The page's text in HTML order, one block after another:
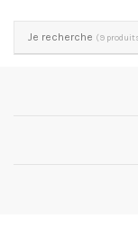
Je recherche (9